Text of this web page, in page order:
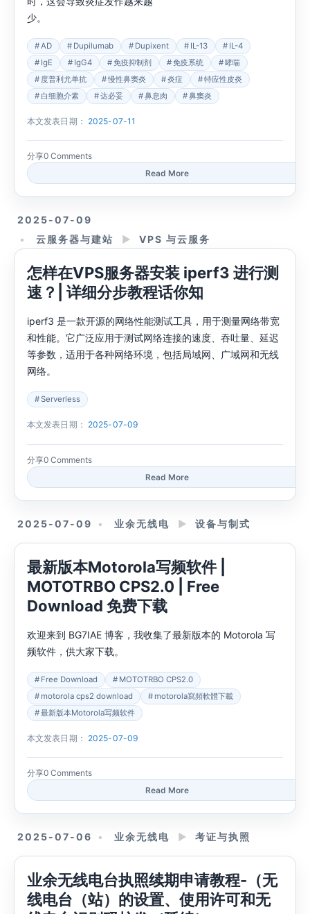
少。
AD Dupilumab Dupixent IL-13
IL-4
IgE
IgG4 免疫抑制剂 免疫系统
哮喘
度普利尤单抗
慢性鼻窦炎 炎症
特应性皮炎
白细胞介素
达必妥 鼻息肉 鼻窦炎
本文发表日期： 2025-07-11
分享0 Comments
Read More
2025-07-09
云服务器与建站
► VPS 与云服务
怎样在VPS服务器安装 iperf3 进行测
速？| 详细分步教程话你知
iperf3 是一款开源的网络性能测试工具，用于测量网络带宽
和性能。它广泛应用于测试网络连接的速度、吞吐量、延迟
等参数，适用于各种网络环境，包括局域网、广域网和无线
网络。
Serverless
本文发表日期： 2025-07-09
分享0 Comments
Read More
2025-07-09 业余无线电 ► 设备与制式
最新版本Motorola写频软件 |
MOTOTRBO CPS2.0 | Free
Download 免费下载
欢迎来到 BG7IAE 博客，我收集了最新版本的 Motorola 写
频软件，供大家下载。
Free Download
MOTOTRBO CPS2.0
motorola cps2 download
motorola寫頻軟體下載
最新版本Motorola写频软件
本文发表日期： 2025-07-09
分享0 Comments
Read More
2025-07-06 业余无线电 ► 考证与执照
业余无线电台执照续期申请教程-（无
线电台（站）的设置、使用许可和无